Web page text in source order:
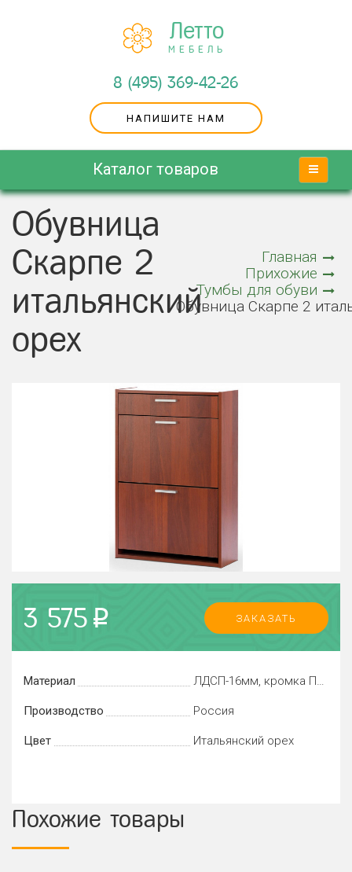
Летто
МЕБЕЛЬ
8 (495) 369-42-26
НАПИШИТЕ НАМ
Каталог товаров
Обувница
Скарпе 2
итальянский
орех
Главная
Прихожие
Тумбы для обуви
Обувница Скарпе 2
3 575 p ЗАКАЗАТЬ
Материал ЛДСП-16мм, кромка ПВХ-0,4, пластиковые кронштейны
Производство Россия
Цвет Итальянский орех
Похожие товары